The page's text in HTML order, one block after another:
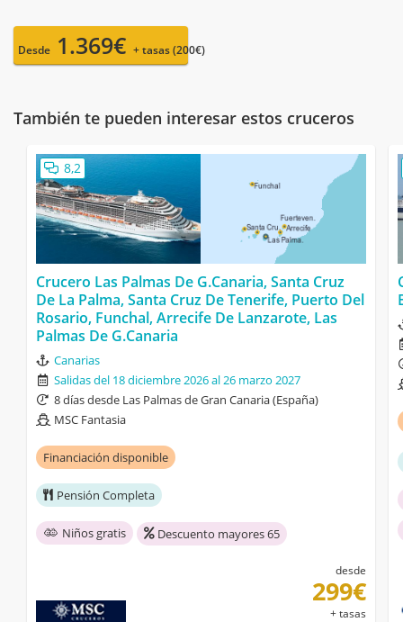
Desde 1.369€ + tasas (200€)
También te pueden interesar estos cruceros
8,2
Crucero Las Palmas De G.Canaria, Santa Cruz
De La Palma, Santa Cruz De Tenerife, Puerto Del
Rosario, Funchal, Arrecife De Lanzarote, Las
Palmas De G.Canaria
Canarias
Salidas del 18 diciembre 2026 al 26 marzo 2027
8 días desde Las Palmas de Gran Canaria (España)
MSC Fantasia
Financiación disponible
Pensión Completa
Niños gratis Descuento mayores 65
desde
299€
+ tasas